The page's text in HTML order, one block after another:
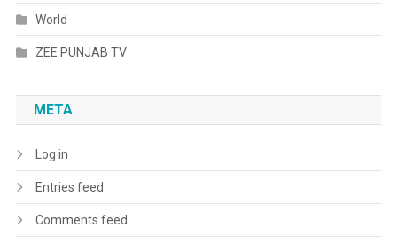
World
ZEE PUNJAB TV
META
Log in
Entries feed
Comments feed